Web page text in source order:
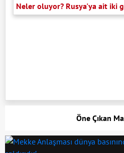
Neler oluyor? Rusya'ya ait iki
Öne Çıkan